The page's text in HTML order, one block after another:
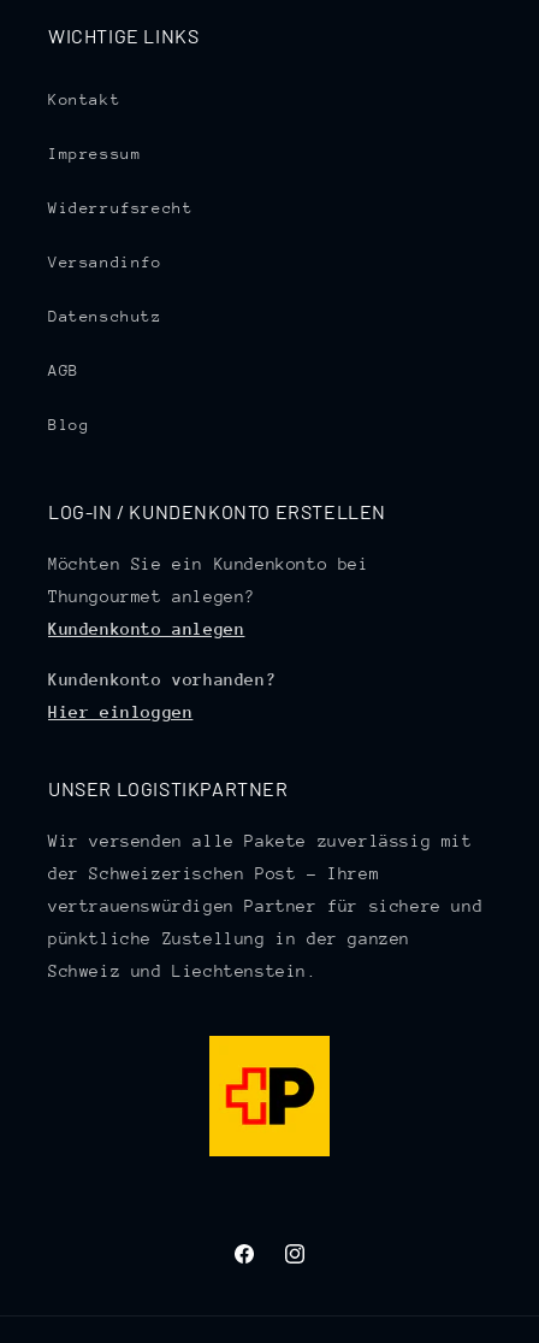
WICHTIGE LINKS
Kontakt
Impressum
Widerrufsrecht
Versandinfo
Datenschutz
AGB
Blog
LOG-IN / KUNDENKONTO ERSTELLEN
Möchten Sie ein Kundenkonto bei
Thungourmet anlegen?
Kundenkonto anlegen
Kundenkonto vorhanden?
Hier einloggen
UNSER LOGISTIKPARTNER
Wir versenden alle Pakete zuverlässig mit
der Schweizerischen Post – Ihrem
vertrauenswürdigen Partner für sichere und
pünktliche Zustellung in der ganzen
Schweiz und Liechtenstein.
FacebookInstagram